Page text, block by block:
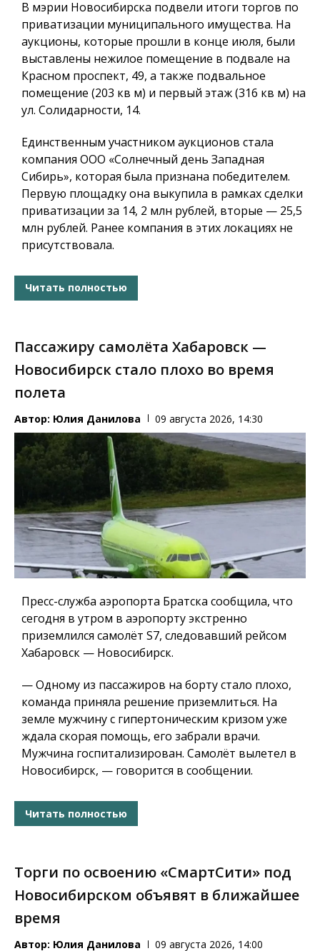
В мэрии Новосибирска подвели итоги торгов по
приватизации муниципального имущества. На
аукционы, которые прошли в конце июля, были
выставлены нежилое помещение в подвале на
Красном проспект, 49, а также подвальное
помещение (203 кв м) и первый этаж (316 кв м) на
ул. Солидарности, 14.
Единственным участником аукционов стала
компания ООО «Солнечный день Западная
Сибирь», которая была признана победителем.
Первую площадку она выкупила в рамках сделки
приватизации за 14, 2 млн рублей, вторые — 25,5
млн рублей. Ранее компания в этих локациях не
присутствовала.
Читать полностью
Пассажиру самолёта Хабаровск —
Новосибирск стало плохо во время
полета
Автор: Юлия Данилова 09 августа 2026, 14:30
Пресс-служба аэропорта Братска сообщила, что
сегодня в утром в аэропорту экстренно
приземлился самолёт S7, следовавший рейсом
Хабаровск — Новосибирск.
— Одному из пассажиров на борту стало плохо,
команда приняла решение приземлиться. На
земле мужчину с гипертоническим кризом уже
ждала скорая помощь, его забрали врачи.
Мужчина госпитализирован. Самолёт вылетел в
Новосибирск, — говорится в сообщении.
Читать полностью
Торги по освоению «СмартСити» под
Новосибирском объявят в ближайшее
время
Автор: Юлия Данилова 09 августа 2026, 14:00